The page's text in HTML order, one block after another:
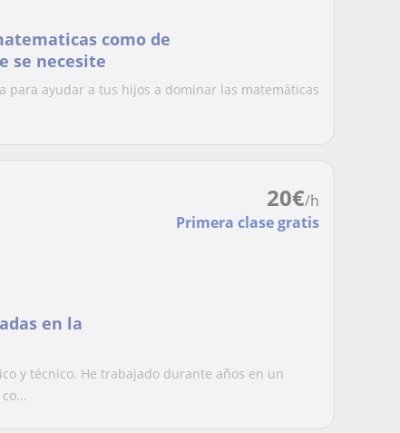
como de
se necesite
para ayudar a tus hijos a dominar las matemáticas
20€/h
Primera clase gratis
en la
y técnico. He trabajado durante años en un